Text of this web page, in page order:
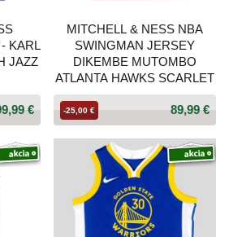
KARL
JAZZ
€
MITCHELL & NESS NBA
SWINGMAN JERSEY
DIKEMBE MUTOMBO
ATLANTA HAWKS SCARLET
89,99 €
-25,00 €